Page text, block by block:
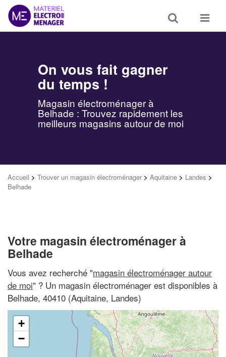
Toggle
search
Toggle
On vous fait gagner
du temps !
Magasin électroménager à
Belhade : Trouvez rapidement les
meilleurs magasins autour de moi
Accueil > Trouver un magasin électroménager > Aquitaine > Landes >
Belhade
Votre magasin électroménager à
Belhade
Vous avez recherché "magasin électroménager autour
de moi" ? Un magasin électroménager est disponibles à
Belhade, 40410 (Aquitaine, Landes)
+
−